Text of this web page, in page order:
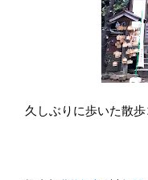
久しぶりに歩いた散